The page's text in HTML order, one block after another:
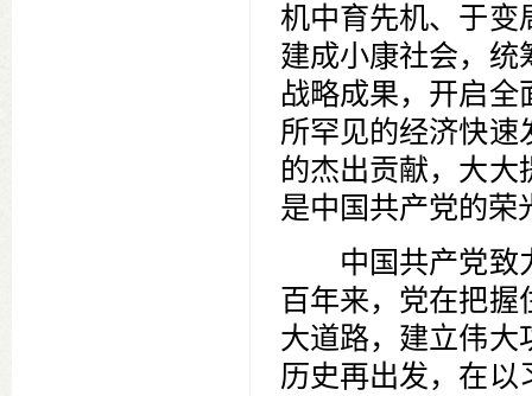
机中育先机、于变
建成小康社会，统
战略成果，开启全
所罕见的经济快速
的杰出贡献，大大
是中国共产党的荣
中国共产党致力
百年来，党在把握
大道路，建立伟大
历史再出发，在以